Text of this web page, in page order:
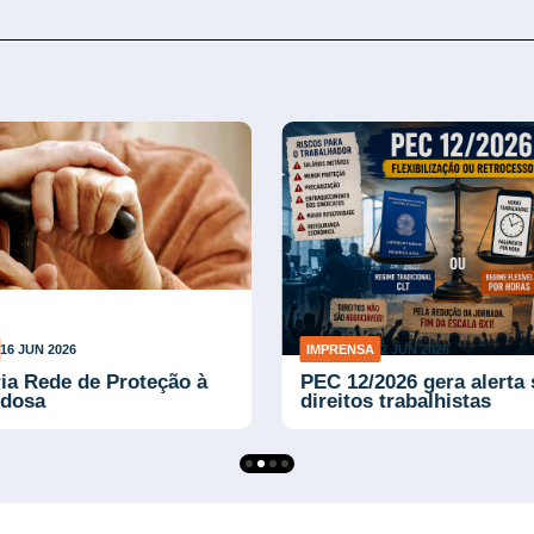
amplia
12 MAI 2026
Especialistas debatem redução
da jornada na Unicamp